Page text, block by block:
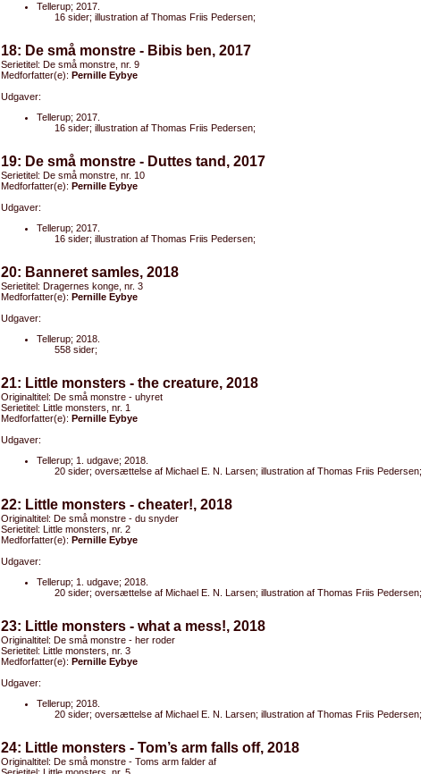
Tellerup; 2017.
16 sider; illustration af Thomas Friis Pedersen;
18: De små monstre - Bibis ben, 2017
Serietitel: De små monstre, nr. 9
Medforfatter(e): Pernille Eybye
Udgaver:
Tellerup; 2017.
16 sider; illustration af Thomas Friis Pedersen;
19: De små monstre - Duttes tand, 2017
Serietitel: De små monstre, nr. 10
Medforfatter(e): Pernille Eybye
Udgaver:
Tellerup; 2017.
16 sider; illustration af Thomas Friis Pedersen;
20: Banneret samles, 2018
Serietitel: Dragernes konge, nr. 3
Medforfatter(e): Pernille Eybye
Udgaver:
Tellerup; 2018.
558 sider;
21: Little monsters - the creature, 2018
Originaltitel: De små monstre - uhyret
Serietitel: Little monsters, nr. 1
Medforfatter(e): Pernille Eybye
Udgaver:
Tellerup; 1. udgave; 2018.
20 sider; oversættelse af Michael E. N. Larsen; illustration af Thomas Friis Pedersen;
22: Little monsters - cheater!, 2018
Originaltitel: De små monstre - du snyder
Serietitel: Little monsters, nr. 2
Medforfatter(e): Pernille Eybye
Udgaver:
Tellerup; 1. udgave; 2018.
20 sider; oversættelse af Michael E. N. Larsen; illustration af Thomas Friis Pedersen;
23: Little monsters - what a mess!, 2018
Originaltitel: De små monstre - her roder
Serietitel: Little monsters, nr. 3
Medforfatter(e): Pernille Eybye
Udgaver:
Tellerup; 2018.
20 sider; oversættelse af Michael E. N. Larsen; illustration af Thomas Friis Pedersen;
24: Little monsters - Tom’s arm falls off, 2018
Originaltitel: De små monstre - Toms arm falder af